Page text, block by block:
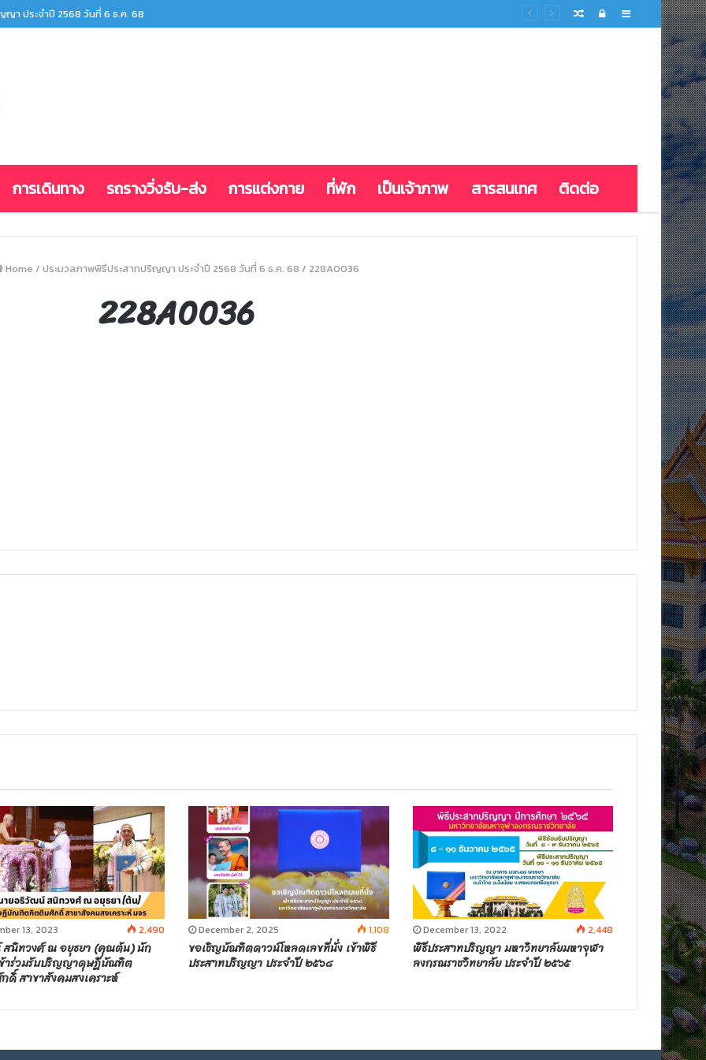
า ประจำปี 2568 วันที่ 6 ธ.ค. 68 Sidebar
Log
Random
การเดินทาง รถรางวิ่งรับ-ส่ง การแต่งกาย ที่พัก เป็นเจ้าภาพ สารสนเทศ ติดต่อ
Home / ประมวลภาพพิธีประสาทปริญญา ประจำปี 2568 วันที่ 6 ธ.ค. 68 / 228A0036
228A0036
13, 2023 2,490
นิทวงศ์ ณ อยุธยา (คุณต้น) นัก
าร่วมรับปริญญาดุษฎีบัณฑิต
สาขาสังคมสงเคราะห์
December 2, 2025 1,108
ขอเชิญบัณฑิตดาวน์โหลดเลขที่นั่ง เข้าพิธี
ประสาทปริญญา ประจำปี ๒๕๖๘
December 13, 2022 2,448
พิธีประสาทปริญญา มหาวิทยาลัยมหาจุฬา
ลงกรณราชวิทยาลัย ประจำปี ๒๕๖๕